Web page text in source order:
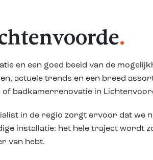
.
en een goed beeld van de
actuele trends en een breed
badkamerrenovatie in
in de regio zorgt ervoor dat
installatie: het hele traject
van hebt.